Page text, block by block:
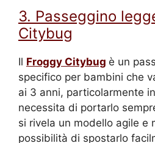
3. Passeggino
Citybug
Il Froggy Citybug è un
specifico per bambini che
ai 3 anni, particolarmente
necessita di portarlo
si rivela un modello agile e
possibilità di spostarlo